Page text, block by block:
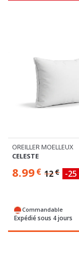
OREILLER MOELLEUX
CELESTE
8.99€ 12€ -25
Commandable
Expédié sous 4 jours